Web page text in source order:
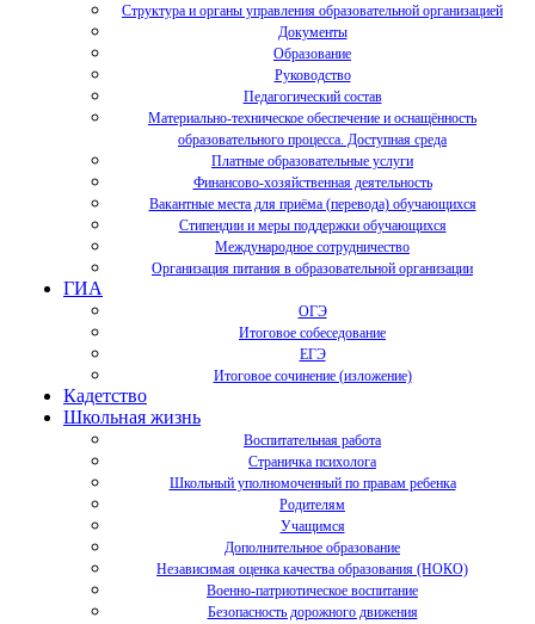
Структура и органы управления образовательной организацией
Документы
Образование
Руководство
Педагогический состав
Материально-техническое обеспечение и оснащённость
образовательного процесса. Доступная среда
Платные образовательные услуги
Финансово-хозяйственная деятельность
Вакантные места для приёма (перевода) обучающихся
Стипендии и меры поддержки обучающихся
Международное сотрудничество
Организация питания в образовательной организации
ГИА
ОГЭ
Итоговое собеседование
ЕГЭ
Итоговое сочинение (изложение)
Кадетство
Школьная жизнь
Воспитательная работа
Страничка психолога
Школьный уполномоченный по правам ребенка
Родителям
Учащимся
Дополнительное образование
Независимая оценка качества образования (НОКО)
Военно-патриотическое воспитание
Безопасность дорожного движения